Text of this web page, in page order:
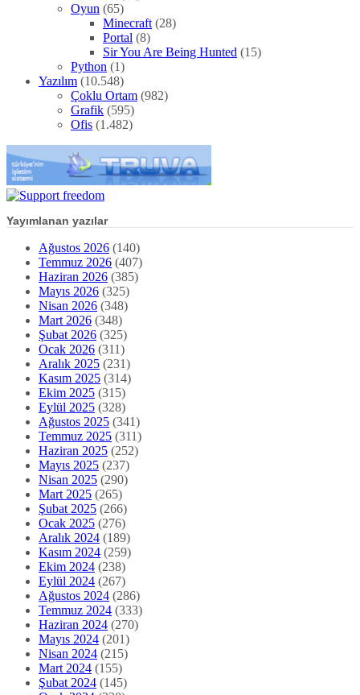
Oyun (65)
Minecraft (28)
Portal (8)
Sir You Are Being Hunted (15)
Python (1)
Yazılım (10.548)
Çoklu Ortam (982)
Grafik (595)
Ofis (1.482)
Yayımlanan yazılar
Ağustos 2026 (140)
Temmuz 2026 (407)
Haziran 2026 (385)
Mayıs 2026 (325)
Nisan 2026 (348)
Mart 2026 (348)
Şubat 2026 (325)
Ocak 2026 (311)
Aralık 2025 (231)
Kasım 2025 (314)
Ekim 2025 (315)
Eylül 2025 (328)
Ağustos 2025 (341)
Temmuz 2025 (311)
Haziran 2025 (252)
Mayıs 2025 (237)
Nisan 2025 (290)
Mart 2025 (265)
Şubat 2025 (266)
Ocak 2025 (276)
Aralık 2024 (189)
Kasım 2024 (259)
Ekim 2024 (238)
Eylül 2024 (267)
Ağustos 2024 (286)
Temmuz 2024 (333)
Haziran 2024 (270)
Mayıs 2024 (201)
Nisan 2024 (215)
Mart 2024 (155)
Şubat 2024 (145)